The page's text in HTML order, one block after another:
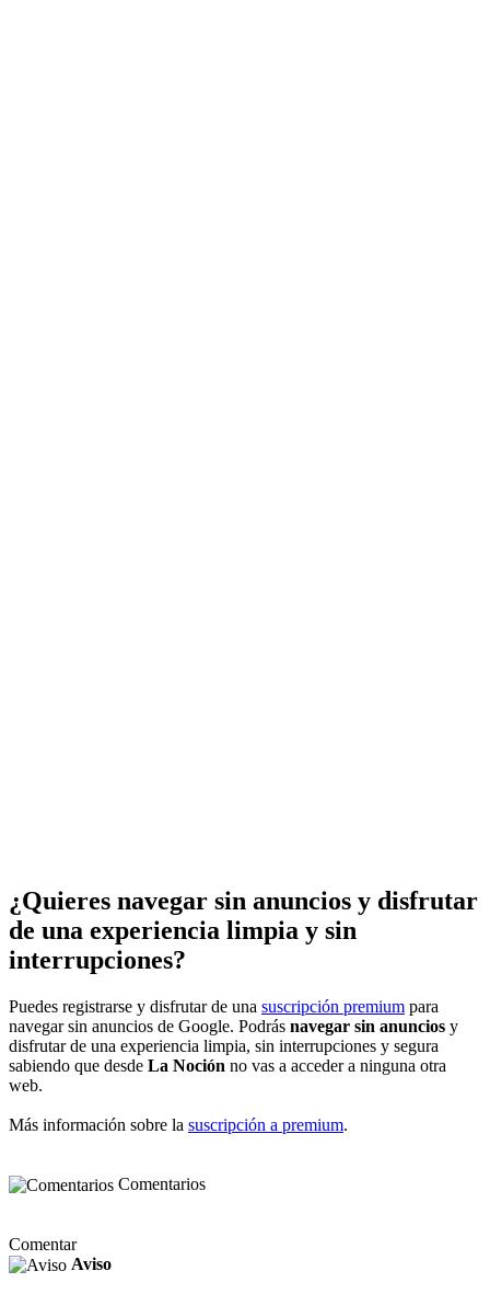
¿Quieres navegar sin anuncios y disfrutar
de una experiencia limpia y sin
interrupciones?
Puedes registrarse y disfrutar de una suscripción premium para
navegar sin anuncios de Google. Podrás navegar sin anuncios y
disfrutar de una experiencia limpia, sin interrupciones y segura
sabiendo que desde La Noción no vas a acceder a ninguna otra
web.
Más información sobre la suscripción a premium.
Comentarios
Comentar
Aviso